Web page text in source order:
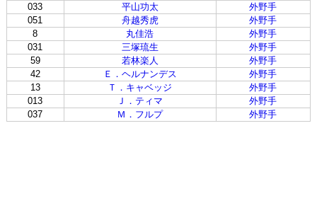
033
平山功太
外野手
051
舟越秀虎
外野手
8
丸佳浩
外野手
031
三塚琉生
外野手
59
若林楽人
外野手
42
Ｅ．ヘルナンデス
外野手
13
Ｔ．キャベッジ
外野手
013
Ｊ．ティマ
外野手
037
Ｍ．フルプ 外野手